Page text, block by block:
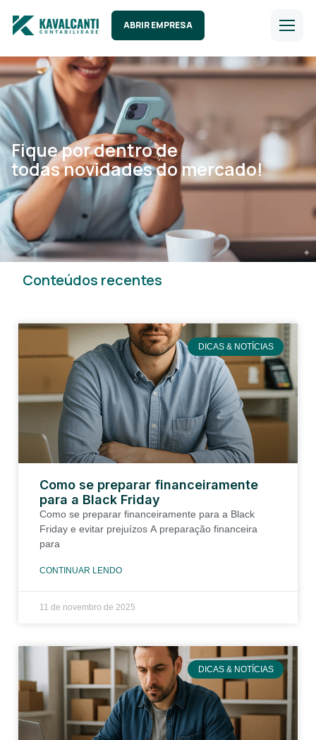
ABRIR EMPRESA
Fique por dentro de
todas novidades do mercado!
Conteúdos recentes
DICAS & NOTÍCIAS
Como se preparar financeiramente
para a Black Friday
Como se preparar financeiramente para a Black
Friday e evitar prejuízos A preparação financeira
para
CONTINUAR LENDO
11 de novembro de 2025
DICAS & NOTÍCIAS